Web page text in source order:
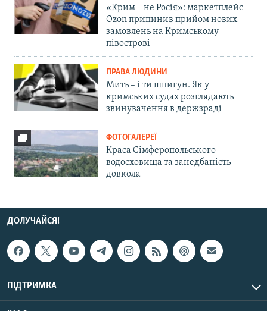
«Крим – не Росія»: маркетплейс
Ozon припинив прийом нових
замовлень на Кримському
півострові
ПРАВА ЛЮДИНИ
Мить – і ти шпигун. Як у
кримських судах розглядають
звинувачення в держзраді
ФОТОГАЛЕРЕЇ
Краса Сімферопольського
водосховища та занедбаність
довкола
ДОЛУЧАЙСЯ!
ПІДТРИМКА